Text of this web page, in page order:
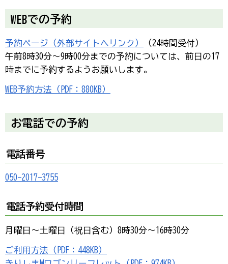
WEBでの予約
予約ページ（外部サイトへリンク）
（24時間受付）
午前8時30分～9時00分までの予約については、前日の17
時までに予約するようお願いします。
WEB予約方法（PDF：880KB）
お電話での予約
電話番号
050-2017-3755
電話予約受付時間
月曜日～土曜日（祝日含む）8時30分～16時30分
ご利用方法（PDF：448KB）